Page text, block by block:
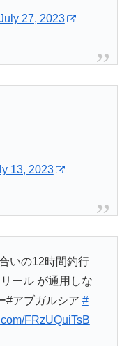
27, 2023
13, 2023
いの12時間釣行
ール が通用しな
#アブガルシア #
FRzUQuiTsB